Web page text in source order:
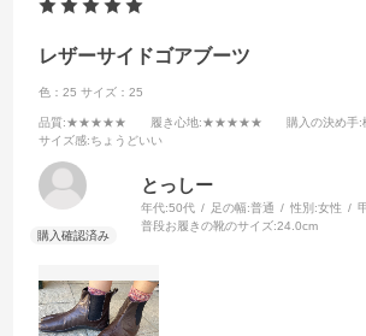
レザーサイドゴアブーツ
色：25 サイズ：25
品質:★★★★★ 履き心地:★★★★★ 購入の決め手:
サイズ感:ちょうどいい
とっしー
年代:50代 足の幅:普通 性別:女性
普段お履きの靴のサイズ:24.0cm